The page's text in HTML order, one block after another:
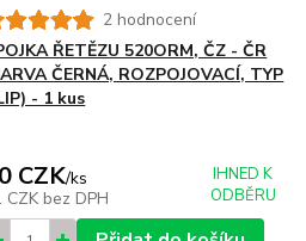
2 hodnocení
ŘETĚZU 520ORM, ČZ - ČR
ČERNÁ, ROZPOJOVACÍ, TYP
- 1 kus
CZK/ks
CZK bez DPH
IHNED K
ODBĚRU